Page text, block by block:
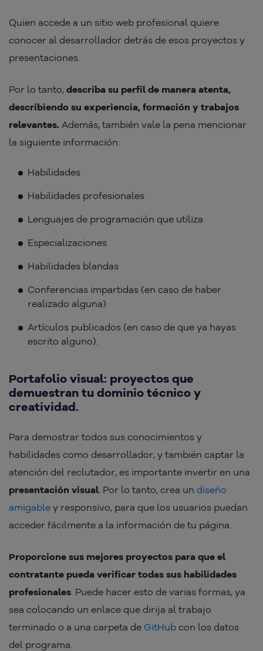
Quien accede a un sitio web profesional quiere
conocer al desarrollador detrás de esos proyectos y
presentaciones.
Por lo tanto, describa su perfil de manera atenta,
describiendo su experiencia, formación y trabajos
relevantes. Además, también vale la pena mencionar
la siguiente información:
Habilidades
Habilidades profesionales
Lenguajes de programación que utiliza
Especializaciones
Habilidades blandas
Conferencias impartidas (en caso de haber
realizado alguna)
Artículos publicados (en caso de que ya hayas
escrito alguno).
Portafolio visual: proyectos que
demuestran tu dominio técnico y
creatividad.
Para demostrar todos sus conocimientos y
habilidades como desarrollador, y también captar la
atención del reclutador, es importante invertir en una
presentación visual. Por lo tanto, crea un diseño
amigable y responsivo, para que los usuarios puedan
acceder fácilmente a la información de tu página.
Proporcione sus mejores proyectos para que el
contratante pueda verificar todas sus habilidades
profesionales. Puede hacer esto de varias formas, ya
sea colocando un enlace que dirija al trabajo
terminado o a una carpeta de GitHub con los datos
del programa.